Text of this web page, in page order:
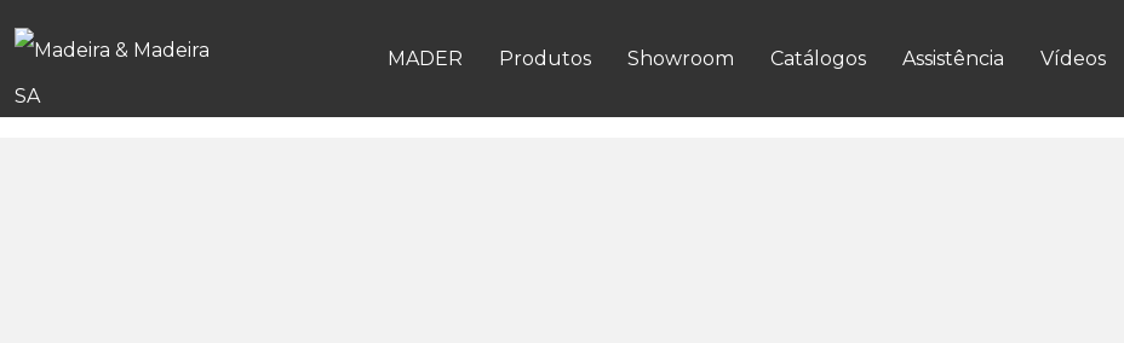
MADER Produtos Showroom Catálogos Assistência Vídeos
VER MAIS